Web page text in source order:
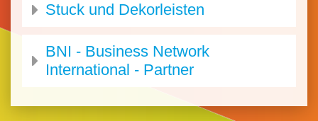
Stuck und Dekorleisten
BNI - Business Network
International - Partner